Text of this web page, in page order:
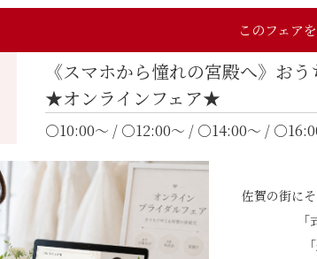
このフェア
《スマホから憧れの宮殿へ》お
★オンラインフェア★
○10:00～ / ○12:00～ / ○14:00～ /
佐賀の街に